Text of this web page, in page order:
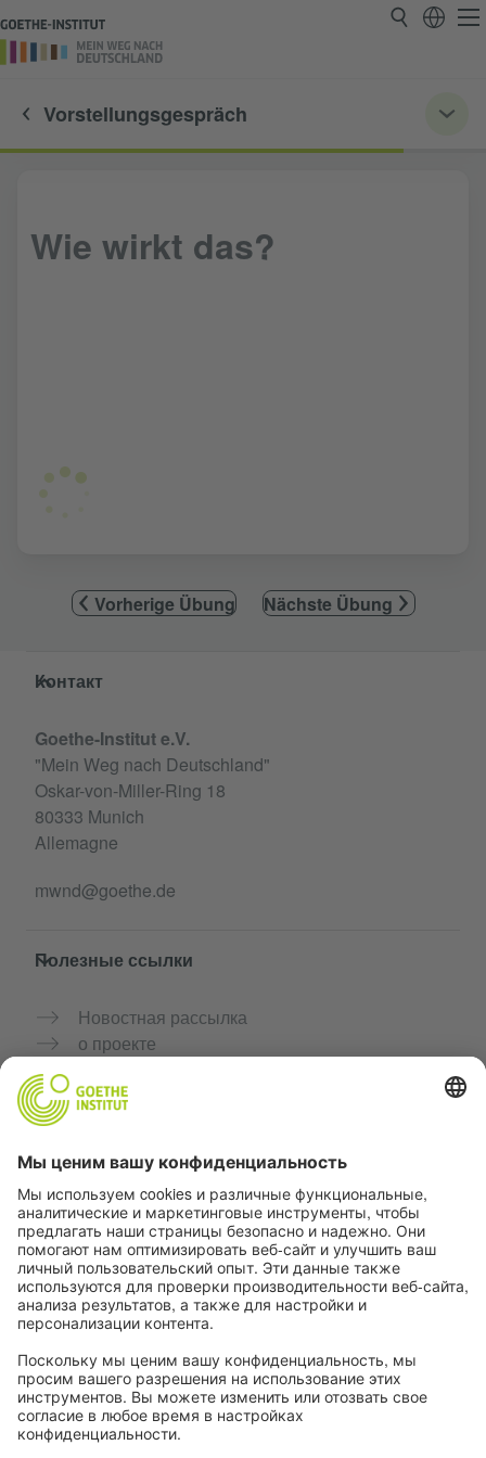
Vorstellungsgespräch
Wie wirkt das?
Vorherige Übung Nächste Übung
Service- und Informationsbereich
Контакт
Goethe-Institut e.V.
"Mein Weg nach Deutschland"
Oskar-von-Miller-Ring 18
80333 Munich
Allemagne
mwnd@goethe.de
Полезные ссылки
Новостная рассылка
о проекте
Сообщество «Немецкий язык для тебя»
Практикуйте немецкий бесплатно
Курсы немецкого языка от Goethe-Institut
Портал для преподавателей «Deutschstunde»
Конфиденциальность и доступность
Настройки конфиденциальности